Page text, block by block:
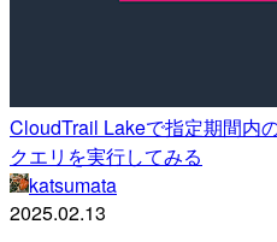
CloudTrail Lakeで指定期間内
クエリを実行してみる
katsumata
2025.02.13